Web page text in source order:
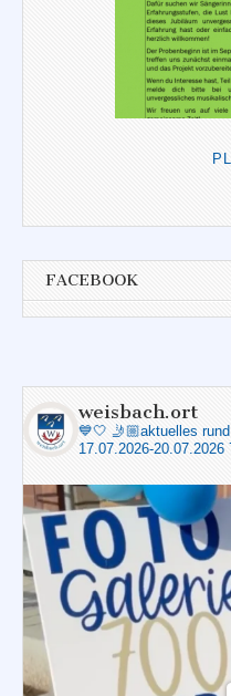
FACEBOOK
weisbach.ort
💙🤍 🤳🏼aktuelles
17.07.2026-20.07.2026